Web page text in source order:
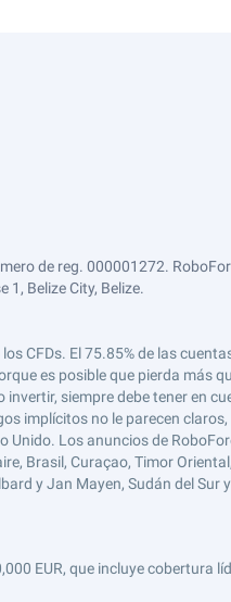
de reg. 000001272.
Belize City, Belize.
CFDs. El 75.85% de las
es posible que pierda más
siempre debe tener en
implícitos no le parecen
Los anuncios de
Brasil, Curaçao, Timor
y Jan Mayen, Sudán del Sur
EUR, que incluye cobertura